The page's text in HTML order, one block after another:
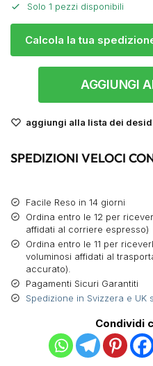
Solo 1 pezzi disponibili
Calcola la tua
AGGIUNGI
aggiungi alla lista dei
SPEDIZIONI VELOCI
Facile Reso in 14 giorni
Ordina entro le 12 per
affidati al corriere espresso)
Ordina entro le 11 per
voluminosi affidati al
accurato).
Pagamenti Sicuri Garantiti
Spedizione in Svizzera e UK
Condividi